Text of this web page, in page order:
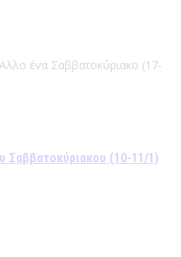
ένα Σαββατοκύριακο (17-
Σαββατοκύριακου (10-11/1)